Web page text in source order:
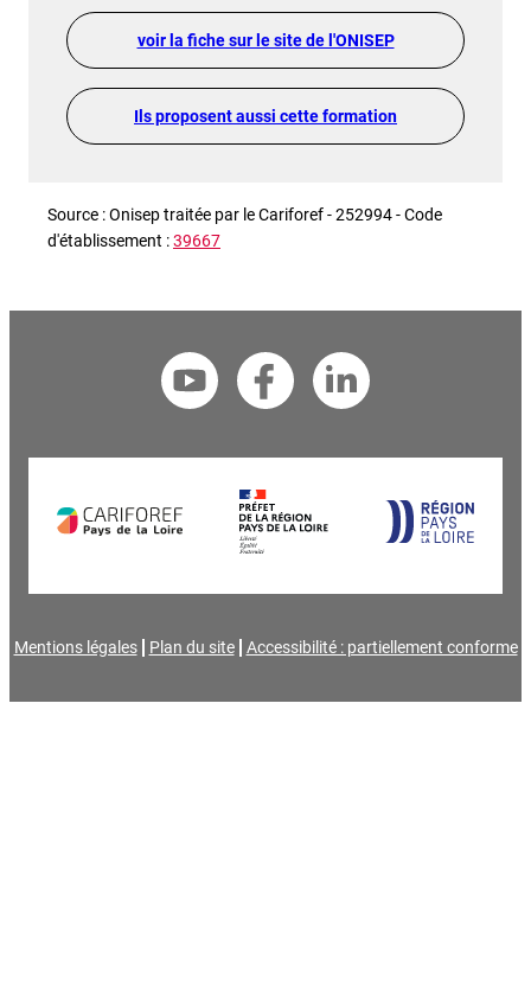
voir la fiche sur le site de l'ONISEP
Ils proposent aussi cette formation
Source : Onisep traitée par le Cariforef - 252994 - Code
d'établissement :39667
Mentions légales Plan du site Accessibilité : partiellement conforme